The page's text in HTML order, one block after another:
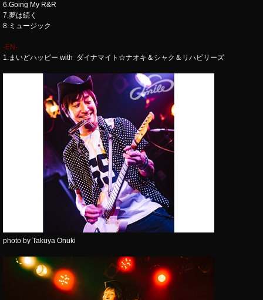
6.Going My R&R
7.夢は続く
8.ミュージック
-EN-
1.まいどハッピー with ダイナマイト☆ナオキ＆シャク＆リハビリーズ
photo by Takuya Onuki